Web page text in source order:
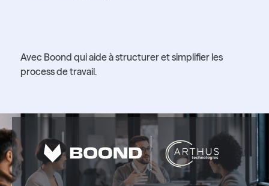
Avec Boond qui aide à structurer et simplifier les
process de travail.